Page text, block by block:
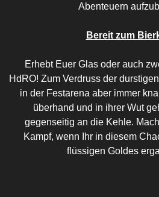
Abenteuern
Bereit zum
Erhebt Euer Glas oder auch
HdRO! Zum Verdruss der
in der Festarena aber immer
überhand und in ihrer Wut
gegenseitig an die Kehle.
Kampf, wenn Ihr in diesem
flüssigen Goldes